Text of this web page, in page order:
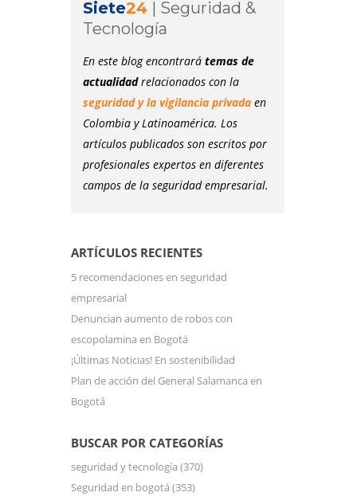
Siete24
Seguridad &
Tecnología
En este blog encontrará temas de
actualidadrelacionados con la
seguridad y la vigilancia privada en
Colombia y Latinoamérica. Los
artículos publicados son escritos por
profesionales expertos en diferentes
campos de la seguridad empresarial.
ARTÍCULOS RECIENTES
5 recomendaciones en seguridad
empresarial
Denuncian aumento de robos con
escopolamina en Bogotá
¡Últimas Noticias! En sostenibilidad
Plan de acción del General Salamanca en
Bogotá
BUSCAR POR CATEGORÍAS
seguridad y tecnología (370)
Seguridad en bogotá (353)